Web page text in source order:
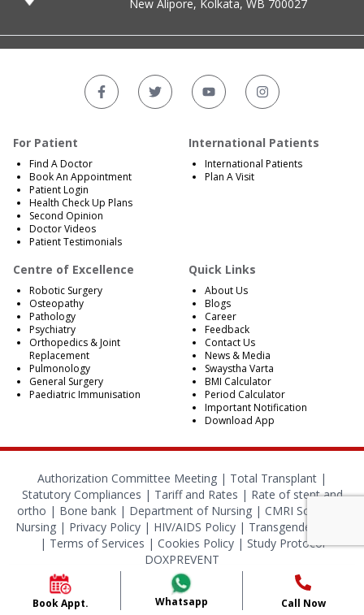
New Alipore, Kolkata, WB 700027
For Patient
Find A Doctor
Book An Appointment
Patient Login
Health Check Up Plans
Second Opinion
Doctor Videos
Patient Testimonials
International Patients
International Patients
Plan A Visit
Centre of Excellence
Robotic Surgery
Osteopathy
Pathology
Psychiatry
Orthopedics & Joint
Replacement
Pulmonology
General Surgery
Paediatric Immunisation
Quick Links
About Us
Blogs
Career
Feedback
Contact Us
News & Media
Swaystha Varta
BMI Calculator
Period Calculator
Important Notification
Download App
Authorization Committee Meeting | Total Transplant |
Statutory Compliances | Tariff and Rates | Rate of stent and
ortho | Bone bank | Department of Nursing | CMRI School of
Nursing| Privacy Policy| HIV/AIDS Policy| Transgender Policy
| Terms of Services | Cookies Policy| Study Protocol
DOXPREVENT
© 2024 CMRI Kolkata. All Rights Reserved.
Book Appt. Whatsapp Call Now